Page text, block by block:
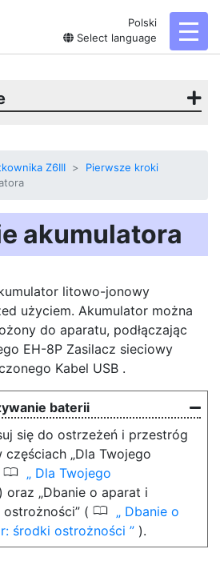
Polski
Select language
Z6III
Pierwsze kroki
akumulatora
litowo-jonowy
użyciem. Akumulator można
do aparatu, podłączając
EH-8P Zasilacz sieciowy
Kabel USB .
baterii
się do ostrzeżeń i przestróg
„Dla Twojego
0
Dla Twojego
) oraz „Dbanie o aparat i
( 0
Dbanie o
środki ostrożności
).